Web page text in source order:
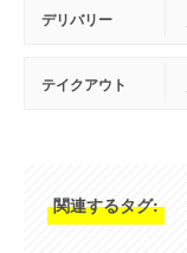
デリバリー
テイクアウト
関連するタグ: